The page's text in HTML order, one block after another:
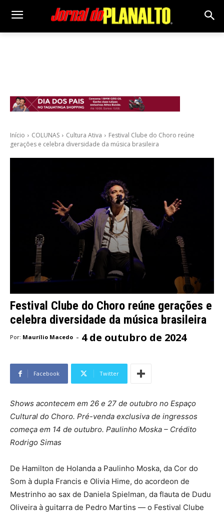
Início COLUNAS Cultura Ativa
Festival Clube do Choro reúne
gerações e celebra diversidade da música brasileira
Festival Clube do Choro reúne gerações e
celebra diversidade da música brasileira
Por: Maurílio Macedo - 4 de outubro de 2024
Facebook Twitter
Shows acontecem em 26 e 27 de outubro no Espaço
Cultural do Choro. Pré-venda exclusiva de ingressos
começa em 14 de outubro. Paulinho Moska – Crédito
Rodrigo Simas
De Hamilton de Holanda a Paulinho Moska, da Cor do
Som à dupla Francis e Olivia Hime, do acordeon de
Mestrinho ao sax de Daniela Spielman, da flauta de Dudu
Oliveira à guitarra de Pedro Martins — o Festival Clube